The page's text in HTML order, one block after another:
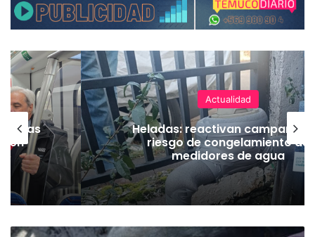
vías
Actualidad
Heladas: reactivan campaña
riesgo de congelamiento de
medidores de agua
A